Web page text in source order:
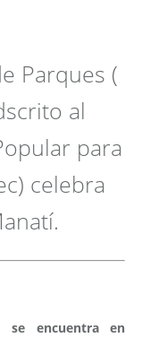
Parques (
al
para
celebra
se encuentra en